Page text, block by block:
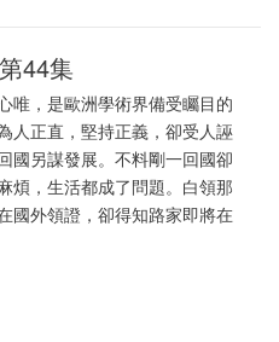
44集
唯，是歐洲學術界備受矚目的
人正直，堅持正義，卻受人誣
國另謀發展。不料剛一回國卻
煩，生活都成了問題。白領那
國外領證，卻得知路家即將在